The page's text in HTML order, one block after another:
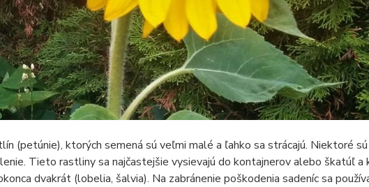
(petúnie), ktorých semená sú veľmi malé a ľahko sa strácajú. Niektoré
Tieto rastliny sa najčastejšie vysievajú do kontajnerov alebo škatúľ a
dvakrát (lobelia, šalvia). Na zabránenie poškodenia sadeníc sa